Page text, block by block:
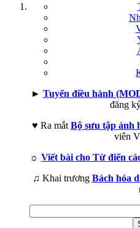
► Tuyển điều hành
đăng
♥ Ra mắt Bộ sưu tập ảnh
viên
☼ Viết bài cho Từ điển
♫ Khai trương Bách hóa